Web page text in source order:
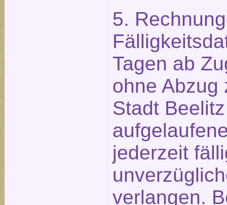
5.
Tagen ab
ohne Abzug
Stadt
jederzeit
verlangen.